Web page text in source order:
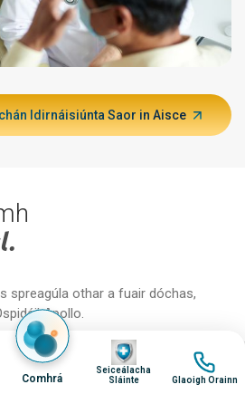
Idirnáisiúnta Saor in Aisce
spreagúla othar a fuair dóchas,
Apollo.
amach go raibh 348 kg
Comhrá
Íomha
Seiceálacha
Sláinte
Íomha
Glaoigh Orainn